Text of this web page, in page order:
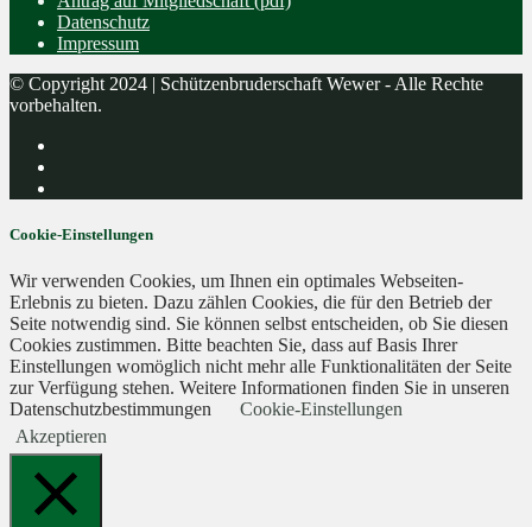
Datenschutz
Impressum
© Copyright 2024 | Schützenbruderschaft Wewer - Alle Rechte
vorbehalten.
Cookie-Einstellungen
Wir verwenden Cookies, um Ihnen ein optimales Webseiten-
Erlebnis zu bieten. Dazu zählen Cookies, die für den Betrieb der
Seite notwendig sind. Sie können selbst entscheiden, ob Sie diesen
Cookies zustimmen. Bitte beachten Sie, dass auf Basis Ihrer
Einstellungen womöglich nicht mehr alle Funktionalitäten der Seite
zur Verfügung stehen. Weitere Informationen finden Sie in unseren
Datenschutzbestimmungen
Cookie-Einstellungen
Akzeptieren